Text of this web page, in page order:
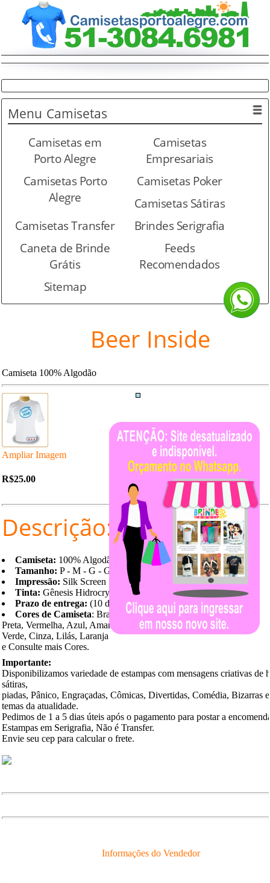
Menu Camisetas
Camisetas em
Porto Alegre
Camisetas
Empresariais
Camisetas Porto
Alegre
Camisetas Poker
Camisetas Sátiras
Camisetas Transfer
Brindes Serigrafia
Caneta de Brinde
Grátis
Feeds
Recomendados
Sitemap
Beer Inside
Camiseta 100% Algodão
Ampliar Imagem
R$25.00
Descrição:
Camiseta: 100% Algodão
Tamanho: P - M - G - GG
Impressão: Silk Screen
Tinta: Gênesis Hidrocryl
Prazo de entrega: (10 dias)
Cores de Camiseta: Branca,
Preta, Vermelha, Azul, Amarela,
Verde, Cinza, Lilás, Laranja
e Consulte mais Cores.
Importante:
Disponibilizamos variedade de estampas com mensagens criativas de
sátiras,
piadas, Pânico, Engraçadas, Cômicas, Divertidas, Comédia, Bizarras
temas da atualidade.
Pedimos de 1 a 5 dias úteis após o pagamento para postar a
Estampas em Serigrafia, Não é Transfer.
Envie seu cep para calcular o frete.
Informações do Vendedor